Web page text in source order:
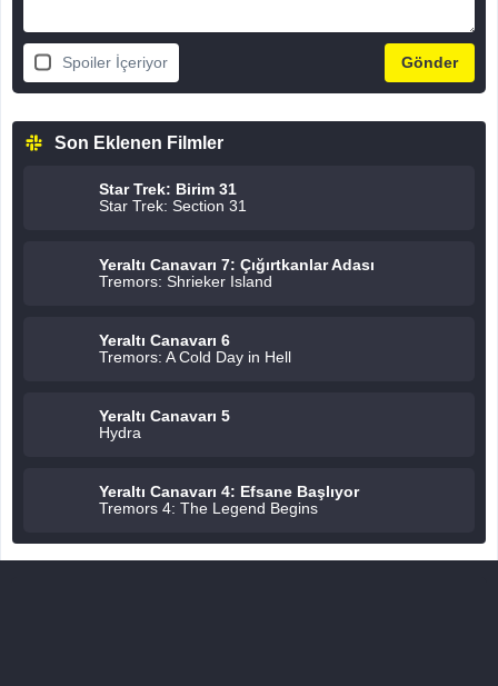
Spoiler İçeriyor
Son Eklenen Filmler
Star Trek: Birim 31
Star Trek: Section 31
Yeraltı Canavarı 7: Çığırtkanlar Adası
Tremors: Shrieker Island
Yeraltı Canavarı 6
Tremors: A Cold Day in Hell
Yeraltı Canavarı 5
Hydra
Yeraltı Canavarı 4: Efsane Başlıyor
Tremors 4: The Legend Begins